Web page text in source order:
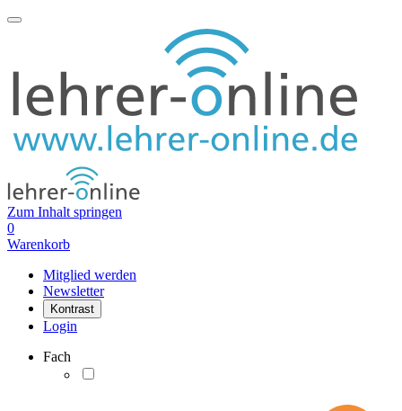
Zum Inhalt springen
0
Warenkorb
Mitglied werden
Newsletter
Kontrast
Login
Fach